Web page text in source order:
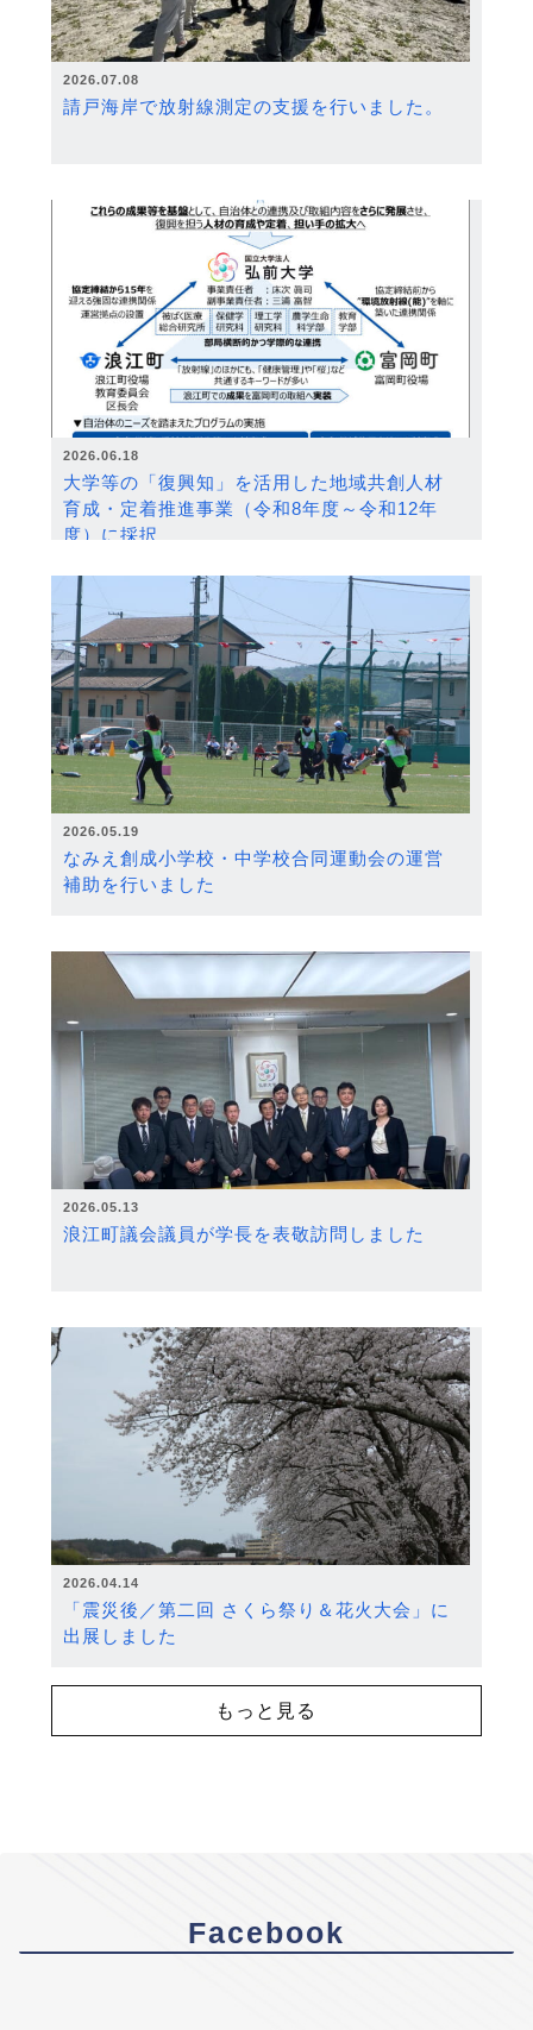
2026.07.08
請戸海岸で放射線測定の支援を行いました。
2026.06.18
大学等の「復興知」を活用した地域共創人材
育成・定着推進事業（令和8年度～令和12年
度）に採択
2026.05.19
なみえ創成小学校・中学校合同運動会の運営
補助を行いました
2026.05.13
浪江町議会議員が学長を表敬訪問しました
2026.04.14
「震災後／第二回 さくら祭り＆花火大会」に
出展しました
もっと見る
Facebook